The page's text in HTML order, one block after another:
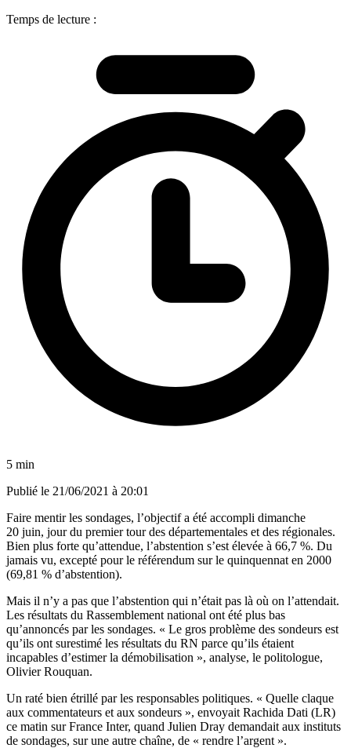
Temps de lecture :
5 min
Publié le 21/06/2021 à 20:01
Faire mentir les sondages, l’objectif a été accompli dimanche
20 juin, jour du premier tour des départementales et des régionales.
Bien plus forte qu’attendue, l’abstention s’est élevée à 66,7 %. Du
jamais vu, excepté pour le référendum sur le quinquennat en 2000
(69,81 % d’abstention).
Mais il n’y a pas que l’abstention qui n’était pas là où on l’attendait.
Les résultats du Rassemblement national ont été plus bas
qu’annoncés par les sondages. « Le gros problème des sondeurs est
qu’ils ont surestimé les résultats du RN parce qu’ils étaient
incapables d’estimer la démobilisation », analyse, le politologue,
Olivier Rouquan.
Un raté bien étrillé par les responsables politiques. « Quelle claque
aux commentateurs et aux sondeurs », envoyait Rachida Dati (LR)
ce matin sur France Inter, quand Julien Dray demandait aux instituts
de sondages, sur une autre chaîne, de « rendre l’argent ».